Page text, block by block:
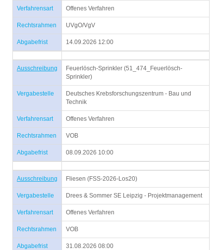
Verfahrensart Offenes Verfahren
Rechtsrahmen UVgO/VgV
Abgabefrist 14.09.2026 12:00
Ausschreibung
Feuerlösch-Sprinkler (51_474_Feuerlösch-
Sprinkler)
Vergabestelle
Deutsches Krebsforschungszentrum - Bau und
Technik
Verfahrensart Offenes Verfahren
Rechtsrahmen VOB
Abgabefrist 08.09.2026 10:00
Ausschreibung Fliesen (FSS-2026-Los20)
Vergabestelle Drees & Sommer SE Leipzig - Projektmanagement
Verfahrensart Offenes Verfahren
Rechtsrahmen VOB
Abgabefrist 31.08.2026 08:00